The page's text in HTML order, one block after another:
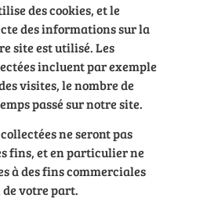
des cookies, et le
des informations sur la
site est utilisé. Les
incluent par exemple
visites, le nombre de
passé sur notre site.
ne seront pas
fins, et en particulier ne
à des fins commerciales
votre part.